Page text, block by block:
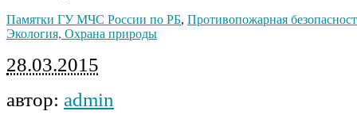
Памятки ГУ МЧС России по РБ, Противопожарная
Экология, Охрана природы
28.03.2015
автор: admin